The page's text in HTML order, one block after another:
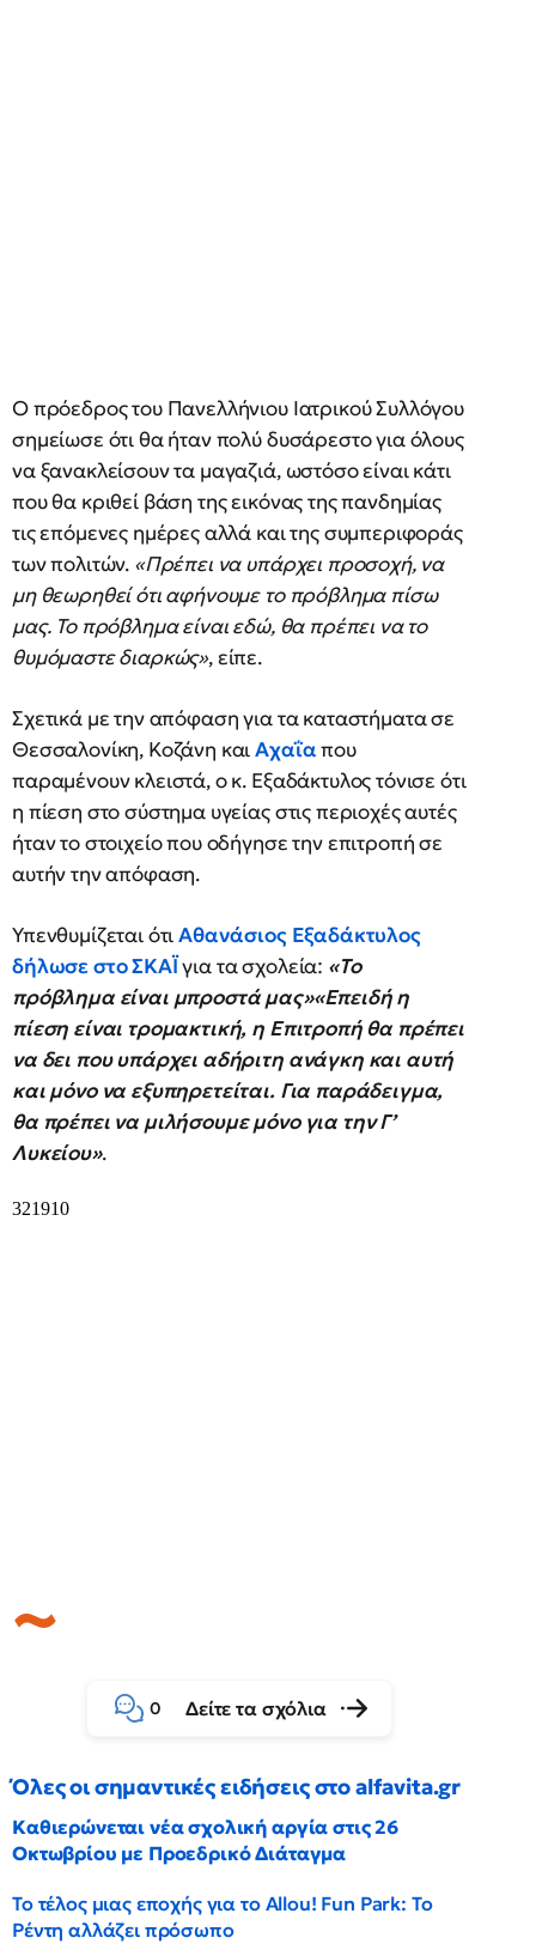
Ο πρόεδρος του Πανελλήνιου Ιατρικού Συλλόγου
σημείωσε ότι θα ήταν πολύ δυσάρεστο για όλους
να ξανακλείσουν τα μαγαζιά, ωστόσο είναι κάτι
που θα κριθεί βάση της εικόνας της πανδημίας
τις επόμενες ημέρες αλλά και της συμπεριφοράς
των πολιτών. «Πρέπει να υπάρχει προσοχή, να
μη θεωρηθεί ότι αφήνουμε το πρόβλημα πίσω
μας. Το πρόβλημα είναι εδώ, θα πρέπει να το
θυμόμαστε διαρκώς», είπε.
Σχετικά με την απόφαση για τα καταστήματα σε
Θεσσαλονίκη, Κοζάνη καιΑχαΐαπου
παραμένουν κλειστά, ο κ. Εξαδάκτυλος τόνισε ότι
η πίεση στο σύστημα υγείας στις περιοχές αυτές
ήταν το στοιχείο που οδήγησε την επιτροπή σε
αυτήν την απόφαση.
Υπενθυμίζεται ότιΑθανάσιος Εξαδάκτυλος
δήλωσε στο ΣΚΑΪγια τα σχολεία: «Το
πρόβλημα είναι μπροστά μας»«Επειδή η
πίεση είναι τρομακτική, η Επιτροπή θα πρέπει
να δει που υπάρχει αδήριτη ανάγκη και αυτή
και μόνο να εξυπηρετείται. Για παράδειγμα,
θα πρέπει να μιλήσουμε μόνο για την Γ’
Λυκείου».
0 Δείτε τα σχόλια
Όλες οι σημαντικές ειδήσεις στο alfavita.gr
Καθιερώνεται νέα σχολική αργία στις 26
Οκτωβρίου με Προεδρικό Διάταγμα
Το τέλος μιας εποχής για το Allou! Fun Park: Το
Ρέντη αλλάζει πρόσωπο